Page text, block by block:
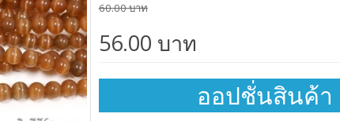
60.00 บาท
56.00 บาท
ออปชั่นสินค้า